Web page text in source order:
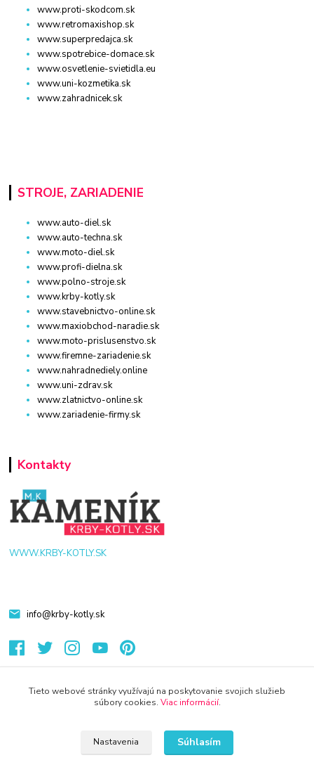
www.proti-skodcom.sk
www.retromaxishop.sk
www.superpredajca.sk
www.spotrebice-domace.sk
www.osvetlenie-svietidla.eu
www.uni-kozmetika.sk
www.zahradnicek.sk
STROJE, ZARIADENIE
www.auto-diel.sk
www.auto-techna.sk
www.moto-diel.sk
www.profi-dielna.sk
www.polno-stroje.sk
www.krby-kotly.sk
www.stavebnictvo-online.sk
www.maxiobchod-naradie.sk
www.moto-prislusenstvo.sk
www.firemne-zariadenie.sk
www.nahradnediely.online
www.uni-zdrav.sk
www.zlatnictvo-online.sk
www.zariadenie-firmy.sk
Kontakty
WWW.KRBY-KOTLY.SK
info@krby-kotly.sk
Eshop-rychlo.sk
Tieto webové stránky využívajú na poskytovanie svojich služieb
súbory cookies. Viac informácií.
Nastavenia Súhlasím